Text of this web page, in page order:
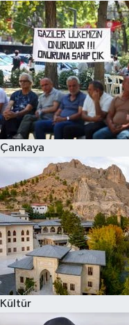
Çankaya
Kültür